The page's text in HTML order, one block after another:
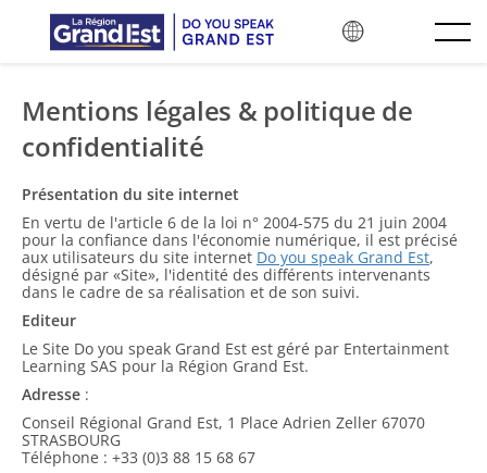
Перейти к основному содержанию
Mentions légales & politique de
confidentialité
Présentation du site internet
En vertu de l'article 6 de la loi n° 2004-575 du 21 juin 2004
pour la confiance dans l'économie numérique, il est précisé
aux utilisateurs du site internet Do you speak Grand Est,
désigné par «Site», l'identité des différents intervenants
dans le cadre de sa réalisation et de son suivi.
Editeur
Le Site Do you speak Grand Est est géré par Entertainment
Learning SAS pour la Région Grand Est.
Adresse :
Conseil Régional Grand Est, 1 Place Adrien Zeller 67070
STRASBOURG
Téléphone : +33 (0)3 88 15 68 67